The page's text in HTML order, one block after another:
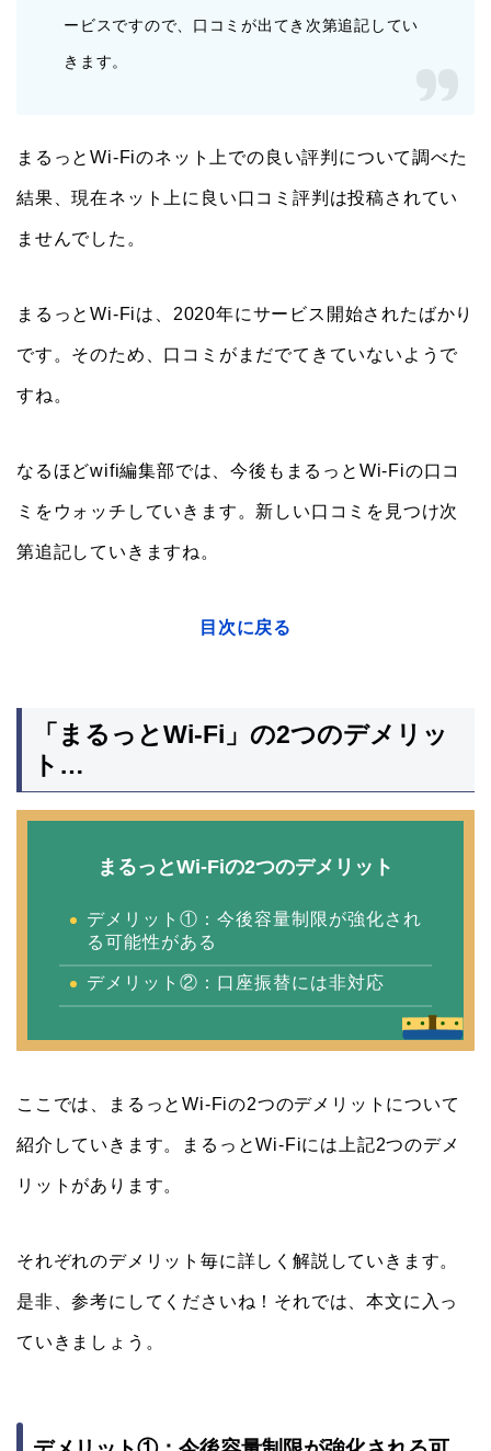
ービスですので、口コミが出てき次第追記してい
きます。
まるっとWi-Fiのネット上での良い評判について調べた
結果、現在ネット上に良い口コミ評判は投稿されてい
ませんでした。
まるっとWi-Fiは、2020年にサービス開始されたばかり
です。そのため、口コミがまだでてきていないようで
すね。
なるほどwifi編集部では、今後もまるっとWi-Fiの口コ
ミをウォッチしていきます。新しい口コミを見つけ次
第追記していきますね。
目次に戻る
「まるっとWi-Fi」の2つのデメリッ
ト…
まるっとWi-Fiの2つのデメリット
デメリット①：今後容量制限が強化され
る可能性がある
デメリット②：口座振替には非対応
ここでは、まるっとWi-Fiの2つのデメリットについて
紹介していきます。まるっとWi-Fiには上記2つのデメ
リットがあります。
それぞれのデメリット毎に詳しく解説していきます。
是非、参考にしてくださいね！それでは、本文に入っ
ていきましょう。